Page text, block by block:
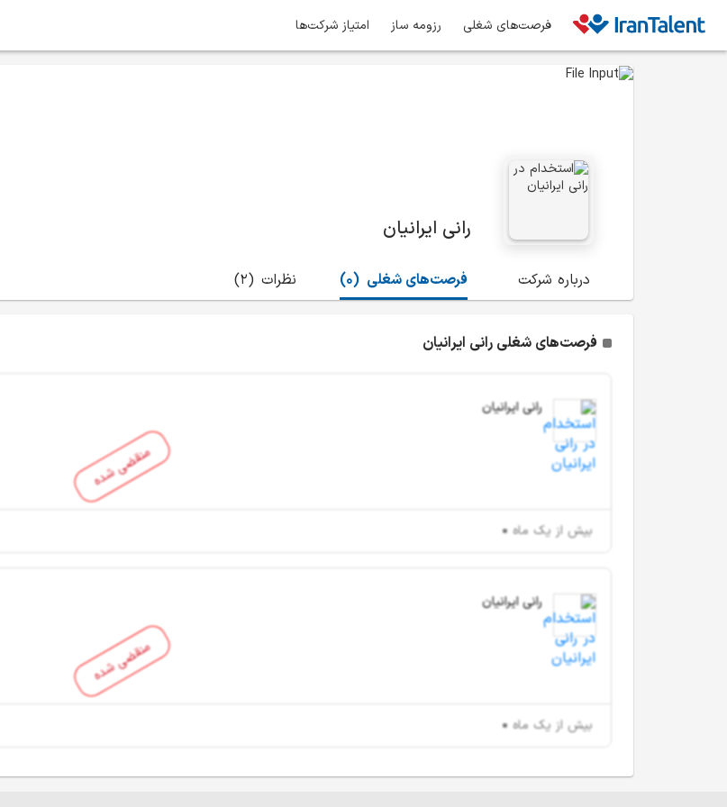
فرصت‌های شغلی رزومه ساز امتیاز شرکت‌ها
رانی ایرانیان
درباره شرکت (0) فرصت‌های شغلی (2) نظرات
فرصت‌های شغلی رانی ایرانیان
منقضی شده
رانی ایرانیان
بیش از یک ماه
منقضی شده
رانی ایرانیان
بیش از یک ماه